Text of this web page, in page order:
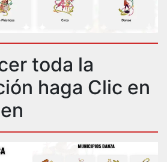
toda la
haga Clic en